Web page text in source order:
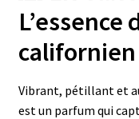
L’essence
californien
Vibrant, pétillant et
est un parfum qui